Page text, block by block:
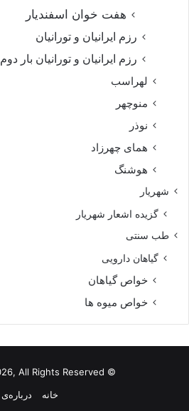
هفت خوان اسفندیار
رزم ایرانیان و تورانیان
رزم ایرانیان و تورانیان بار دوم
لهراسب
منوچهر
نوذر
هماى چهرزاد
هوشنگ
شهریار
گزیده اشعار شهریار
طب سنتی
گیاهان دارویی
خواص گیاهان
خواص میوه ها
© Copyright 2026, All Rights Reserved
خانه
درباره‌ی